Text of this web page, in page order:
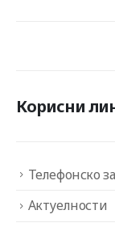
Корисни
Телефонско
Актуелности